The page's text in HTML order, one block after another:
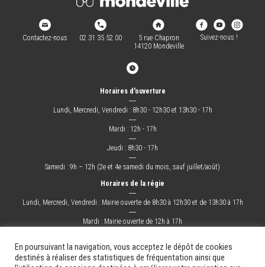
Contactez-nous 02 31 35 52 00
5 rue Chapron
14120 Mondeville
Suivez-nous !
Horaires d'ouverture
―
Lundi, Mercredi, Vendredi : 8h30 - 12h30 et 13h30 - 17h
―
Mardi : 12h - 17h
―
Jeudi : 8h30 - 17h
―
Samedi : 9h – 12h (2e et 4e samedi du mois, sauf juillet/août)
Horaires de la régie
―
Lundi, Mercredi, Vendredi : Mairie ouverte de 8h30 à 12h30 et de 13h30 à 17h
―
Mardi : Mairie ouverte de 12h à 17h
En poursuivant la navigation, vous acceptez le dépôt de cookies
destinés à réaliser des statistiques de fréquentation ainsi que